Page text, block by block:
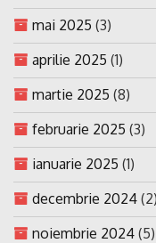
mai 2025 (3)
aprilie 2025 (1)
martie 2025 (8)
februarie 2025 (3)
ianuarie 2025 (1)
decembrie 2024 (2)
noiembrie 2024 (5)